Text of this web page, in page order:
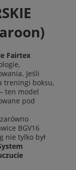
Fairtex
Jeśli
treningi boksu,
ten model
pod
BGV16
nie tylko był